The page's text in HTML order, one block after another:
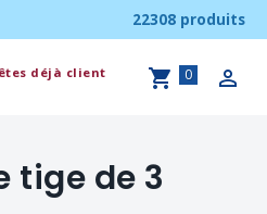
22308 produits
déjà client
0
tige de 3